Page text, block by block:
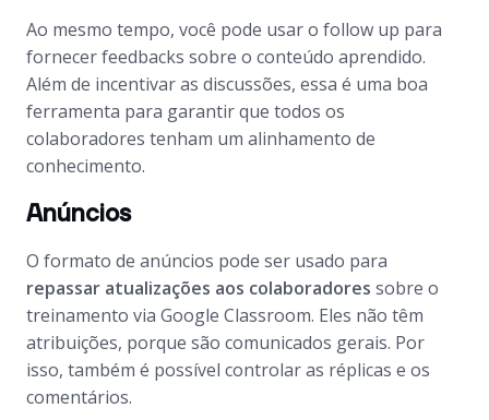
Ao mesmo tempo, você pode usar o follow up para
fornecerfeedbacks sobre o conteúdo aprendido.
Além de incentivar as discussões, essa é uma boa
ferramenta para garantir que todos os
colaboradores tenham um alinhamento de
conhecimento.
Anúncios
O formato de anúncios pode ser usado para
repassar atualizações aos colaboradores sobre o
treinamento via Google Classroom. Eles não têm
atribuições, porque são comunicados gerais. Por
isso, também é possível controlar as réplicas e os
comentários.